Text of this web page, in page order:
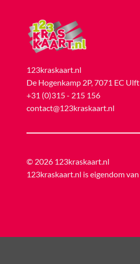
123kraskaart.nl
De Hogenkamp 2P, 7071 EC Ulft
+31 (0)315 - 215 156
contact@123kraskaart.nl
© 2026 123kraskaart.nl
123kraskaart.nl is eigendom van